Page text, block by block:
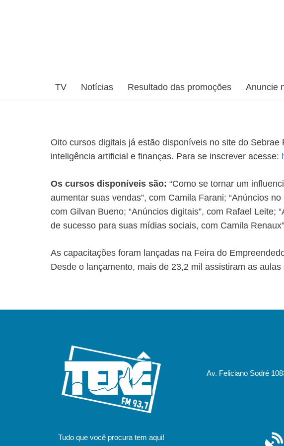
TV Notícias Resultado das promoções Anuncie
Oito cursos digitais já estão disponíveis no site do
inteligência artificial e finanças. Para se inscrever acesse:
Os cursos disponíveis são: “Como se tornar um
aumentar suas vendas”, com Camila Farani; “Anúncios
com Gilvan Bueno; “Anúncios digitais”, com Rafael Leite;
de sucesso para suas mídias sociais, com Camila
As capacitações foram lançadas na Feira do
Desde o lançamento, mais de 23,2 mil assistiram as
Tudo que você procura tem aqui!
Av. Feliciano Sodré